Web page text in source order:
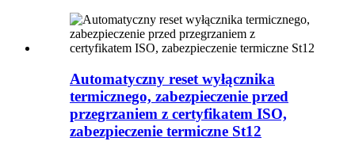
Automatyczny reset wyłącznika
termicznego, zabezpieczenie przed
przegrzaniem z certyfikatem ISO,
zabezpieczenie termiczne St12